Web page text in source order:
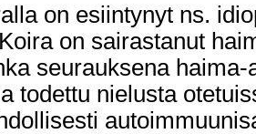
on esiintynyt ns.
on sairastanut
seurauksena
nielusta otetuissa näytteissä